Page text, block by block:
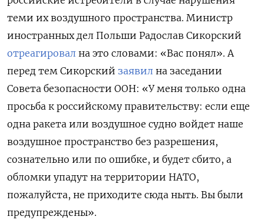
теми их воздушного пространства. Министр
иностранных дел Польши Радослав Сикорский
отреагировал на это словами: «Вас понял». А
перед тем Сикорский заявил на заседании
Совета безопасности ООН: «У меня только одна
просьба к российскому правительству: если еще
одна ракета или воздушное судно войдет наше
воздушное пространство без разрешения,
сознательно или по ошибке, и будет сбито, а
обломки упадут на территории НАТО,
пожалуйста, не приходите сюда ныть. Вы были
предупреждены».